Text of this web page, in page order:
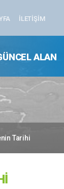
İLETIŞIM
ALAN
Tarihi